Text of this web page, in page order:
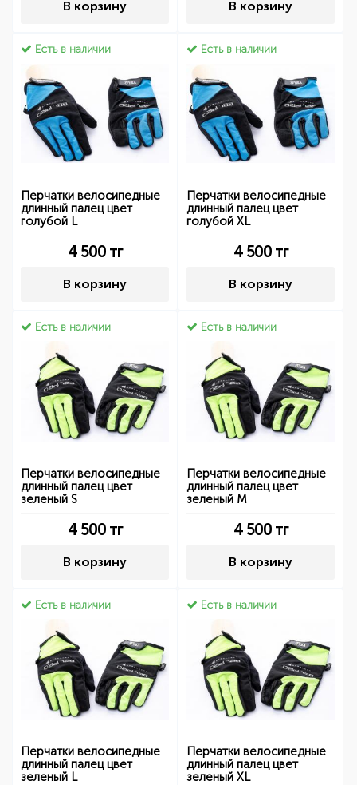
В корзину В корзину
Есть в наличии
Перчатки велосипедные
длинный палец цвет
голубой L
4 500тг
В корзину
Есть в наличии
Перчатки велосипедные
длинный палец цвет
голубой XL
4 500тг
В корзину
Есть в наличии
Перчатки велосипедные
длинный палец цвет
зеленый S
4 500тг
В корзину
Есть в наличии
Перчатки велосипедные
длинный палец цвет
зеленый M
4 500тг
В корзину
Есть в наличии
Перчатки велосипедные
длинный палец цвет
зеленый L
Есть в наличии
Перчатки велосипедные
длинный палец цвет
зеленый XL